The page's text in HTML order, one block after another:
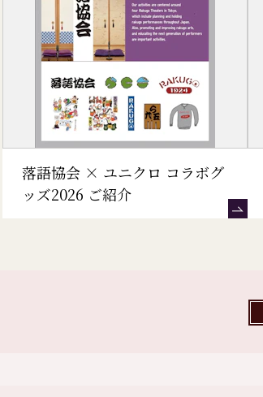
落語協会 × ユニクロ コラボグ
ッズ2026 ご紹介